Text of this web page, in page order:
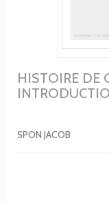
HISTOIRE DE
SPON JACOB